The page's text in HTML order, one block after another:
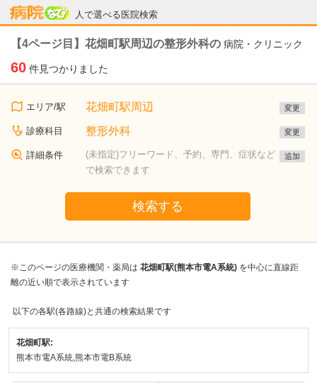
人で選べる医院検索
病院なび
【4ページ目】花畑町駅周辺の整形外科の 病院・クリニック
60 件見つかりました
エリア/駅 花畑町駅周辺 変更
診療科目 整形外科 変更
詳細条件
(未指定)フリーワード、予約、専門、症状など
で検索できます
追加
検索する
※このページの医療機関・薬局は 花畑町駅(熊本市電A系統) を中心に直線距
離の近い順で表示されています
以下の各駅(各路線)と共通の検索結果です
花畑町駅:
熊本市電A系統,熊本市電B系統